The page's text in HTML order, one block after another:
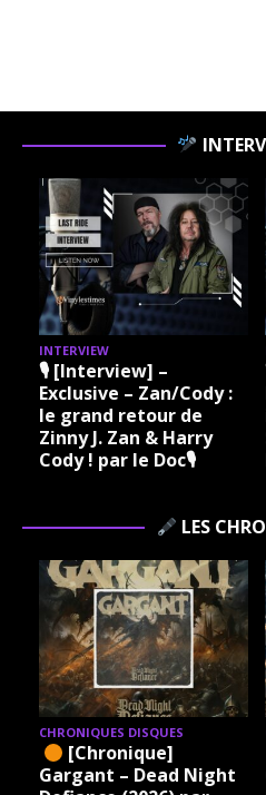
INTERVIEW
🎙 [Interview] –
Exclusive – Zan/Cody :
le grand retour de
Zinny J. Zan & Harry
Cody ! par le Doc🎙
LES
CHRONIQUES DISQUES
[Chronique]
Gargant – Dead Night